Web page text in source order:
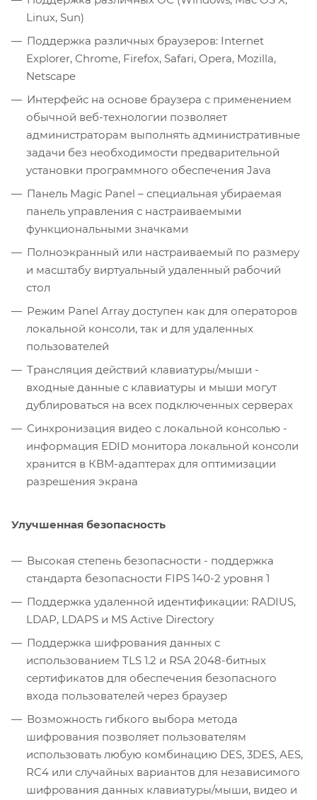
Linux, Sun)
Поддержка различных браузеров: Internet
Explorer, Chrome, Firefox, Safari, Opera, Mozilla,
Netscape
Интерфейс на основе браузера с применением
обычной веб-технологии позволяет
администраторам выполнять административные
задачи без необходимости предварительной
установки программного обеспечения Java
Панель Magic Panel – специальная убираемая
панель управления с настраиваемыми
функциональными значками
Полноэкранный или настраиваемый по размеру
и масштабу виртуальный удаленный рабочий
стол
Режим Panel Array доступен как для операторов
локальной консоли, так и для удаленных
пользователей
Трансляция действий клавиатуры/мыши -
входные данные с клавиатуры и мыши могут
дублироваться на всех подключенных серверах
Синхронизация видео с локальной консолью -
информация EDID монитора локальной консоли
хранится в КВМ-адаптерах для оптимизации
разрешения экрана
Улучшенная безопасность
Высокая степень безопасности - поддержка
стандарта безопасности FIPS 140-2 уровня 1
Поддержка удаленной идентификации: RADIUS,
LDAP, LDAPS и MS Active Directory
Поддержка шифрования данных с
использованием TLS 1.2 и RSA 2048-битных
сертификатов для обеспечения безопасного
входа пользователей через браузер
Возможность гибкого выбора метода
шифрования позволяет пользователям
использовать любую комбинацию DES, 3DES, AES,
RC4 или случайных вариантов для независимого
шифрования данных клавиатуры/мыши, видео и